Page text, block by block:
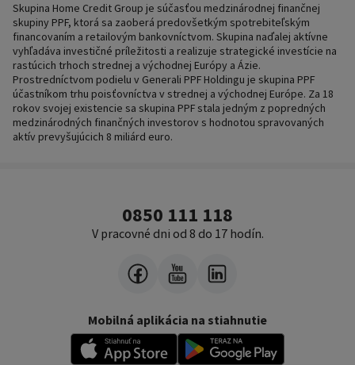
Skupina Home Credit Group je súčasťou medzinárodnej finančnej
skupiny PPF, ktorá sa zaoberá predovšetkým spotrebiteľským
financovaním a retailovým bankovníctvom. Skupina naďalej aktívne
vyhľadáva investičné príležitosti a realizuje strategické investície na
rastúcich trhoch strednej a východnej Európy a Ázie.
Prostredníctvom podielu v Generali PPF Holdingu je skupina PPF
účastníkom trhu poisťovníctva v strednej a východnej Európe. Za 18
rokov svojej existencie sa skupina PPF stala jedným z popredných
medzinárodných finančných investorov s hodnotou spravovaných
aktív prevyšujúcich 8 miliárd euro.
0850 111 118
V pracovné dni od 8 do 17 hodín.
Mobilná aplikácia na stiahnutie